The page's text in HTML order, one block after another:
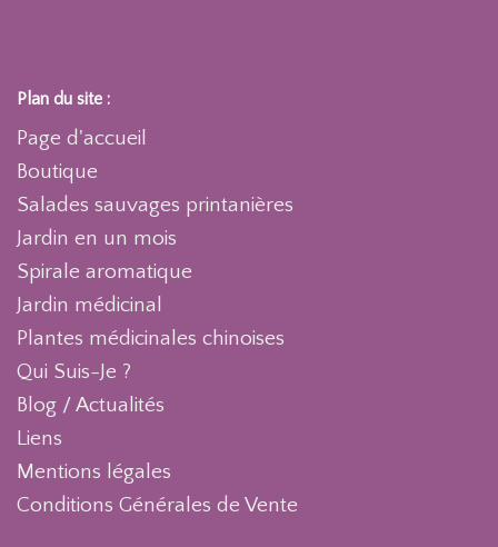
Plan du site :
Page d'accueil
Boutique
Salades sauvages printanières
Jardin en un mois
Spirale aromatique
Jardin médicinal
Plantes médicinales chinoises
Qui Suis-Je ?
Blog / Actualités
Liens
Mentions légales
Conditions Générales de Vente